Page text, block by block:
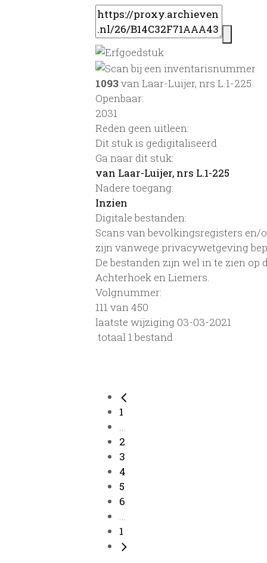
1093van Laar-Luijer, nrs L.1-225
Openbaar:
2031
Reden geen uitleen:
Dit stuk is gedigitaliseerd
Ga naar dit stuk:
van Laar-Luijer, nrs L.1-225
Nadere toegang:
Inzien
Digitale bestanden:
Scans van bevolkingsregisters en/
zijn vanwege privacywetgeving
De bestanden zijn wel in te zien
Achterhoek en Liemers.
Volgnummer:
111 van 450
laatste wijziging 03-03-2021
totaal 1 bestand
1
...
2
3
4
5
6
...
1